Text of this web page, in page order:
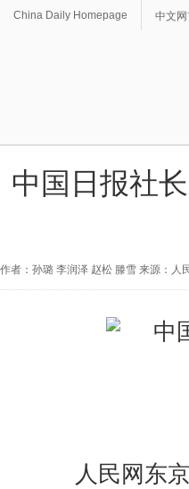
China Daily Homepage 中文
中国日报社
作者：孙璐 李润泽 赵松 滕雪 来源：人
人民网东京9